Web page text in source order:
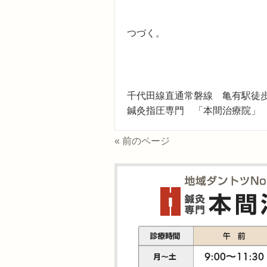
つづく。
千代田線直通常磐線 亀有駅徒
鍼灸指圧専門 「本間治療院」
« 前のページ